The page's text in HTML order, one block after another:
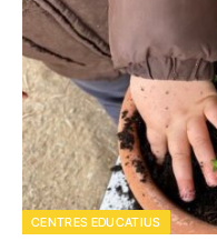
CENTRES EDUCATIUS